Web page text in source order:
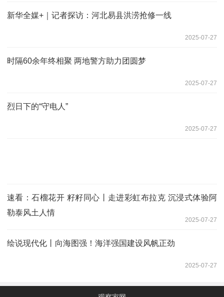
新华全媒+｜记者探访：河北易县洪涝抢修一线
2025-07-27
时隔60余年终相聚 两地警方助力团圆梦
2025-07-27
烈日下的“守电人”
2025-07-27
速看：石榴花开 籽籽同心丨走进彩虹布拉克 沉浸式体验阿
勒泰风土人情
2025-07-27
绘说现代化丨向海图强！海洋强国建设风帆正劲
2025-07-27